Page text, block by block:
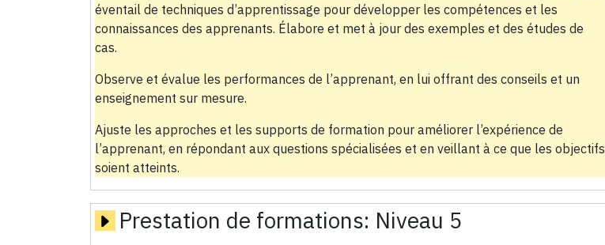
éventail de techniques d’apprentissage pour développer les compétences et les
connaissances des apprenants. Élabore et met à jour des exemples et des études de
cas.
Observe et évalue les performances de l’apprenant, en lui offrant des conseils et un
enseignement sur mesure.
Ajuste les approches et les supports de formation pour améliorer l’expérience de
l’apprenant, en répondant aux questions spécialisées et en veillant à ce que les objectifs
soient atteints.
Prestation de formations: Niveau 5